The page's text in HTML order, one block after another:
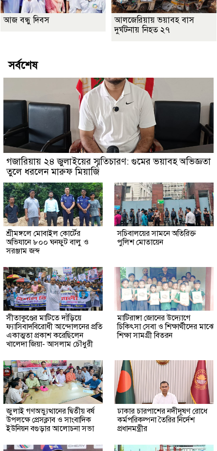
আজ বন্ধু দিবস
আলজেরিয়ায় ভয়াবহ বাস
দুর্ঘটনায় নিহত ২৭
সর্বশেষ
গজারিয়ায় ২৪ জুলাইয়ের স্মৃতিচারণ: গুমের ভয়াবহ অভিজ্ঞতা
তুলে ধরলেন মারুফ মিয়াজি
শ্রীমঙ্গলে মোবাইল কোর্টের
অভিযানে ৮০০ ঘনফুট বালু ও
সরঞ্জাম জব্দ
সচিবালয়ের সামনে অতিরিক্ত
পুলিশ মোতায়েন
সীতাকুণ্ডের মাটিতে দাঁড়িয়ে
ফ্যাসিবাদবিরোধী আন্দোলনের প্রতি
একাত্মতা প্রকাশ করেছিলেন
খালেদা জিয়া- আসলাম চৌধুরী
মাটিরাঙ্গা জোনের উদ্যোগে
চিকিৎসা সেবা ও শিক্ষার্থীদের মাঝে
শিক্ষা সামগ্রী বিতরন
জুলাই গণঅভ্যুত্থানের দ্বিতীয় বর্ষ
উপলক্ষে প্রেসক্লাব ও সাংবাদিক
ইউনিয়ন বগুড়ার আলোচনা সভা
ঢাকার চারপাশের নদীদূষণ রোধে
কর্মপরিকল্পনা তৈরির নির্দেশ
প্রধানমন্ত্রীর